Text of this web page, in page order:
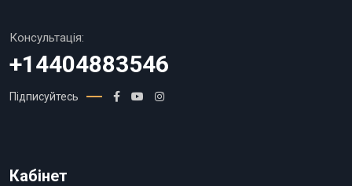
Консультація:
+14404883546
Підписуйтесь
Кабінет